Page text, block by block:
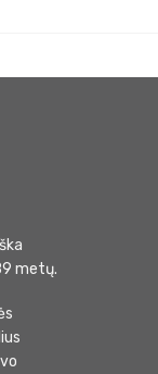
metų.